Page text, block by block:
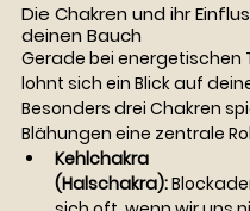
Die Chakren und ihr
deinen Bauch
Gerade bei energetischen
lohnt sich ein Blick auf
Besonders drei Chakren
Blähungen eine zentrale
Kehlchakra
(Halschakra):